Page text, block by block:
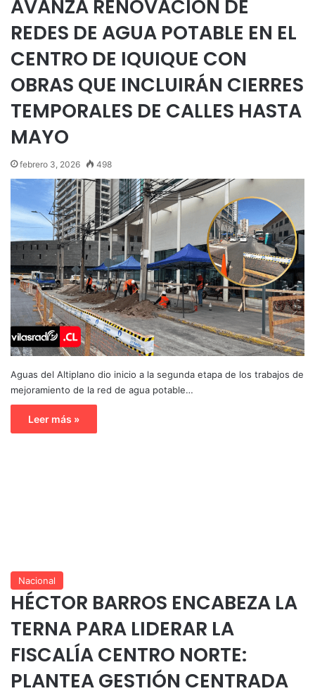
AVANZA RENOVACIÓN DE
REDES DE AGUA POTABLE EN EL
CENTRO DE IQUIQUE CON
OBRAS QUE INCLUIRÁN CIERRES
TEMPORALES DE CALLES HASTA
MAYO
febrero 3, 2026 498
Aguas del Altiplano dio inicio a la segunda etapa de los trabajos de
mejoramiento de la red de agua potable…
Leer más »
Nacional
HÉCTOR BARROS ENCABEZA LA
TERNA PARA LIDERAR LA
FISCALÍA CENTRO NORTE:
PLANTEA GESTIÓN CENTRADA